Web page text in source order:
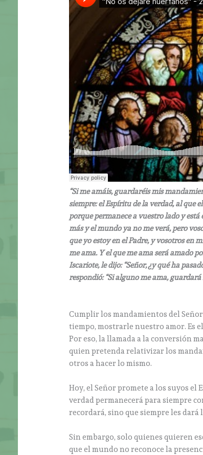
“Si me amáis, guardaréis mis
siempre: el Espíritu de la verdad, al que
porque permanece a vuestro lado y
más y el mundo ya no me verá, pero
que yo estoy en el Padre, y vosotros en
me ama. Y el que me ama será amado
Iscariote, le dijo: “Señor, ¿y qué ha
respondió: “Si alguno me ama,
Cumplir los mandamientos del
tiempo, mostrarle nuestro amor. Es
Por eso, la llamada a la conversión
quien pretenda relativizar los
otros a hacer lo mismo.
Hoy, el Señor promete a los suyos el
verdad permanecerá para siempre
recordará, sino que siempre les
Sin embargo, solo quienes quieren
que el mundo no reconoce la